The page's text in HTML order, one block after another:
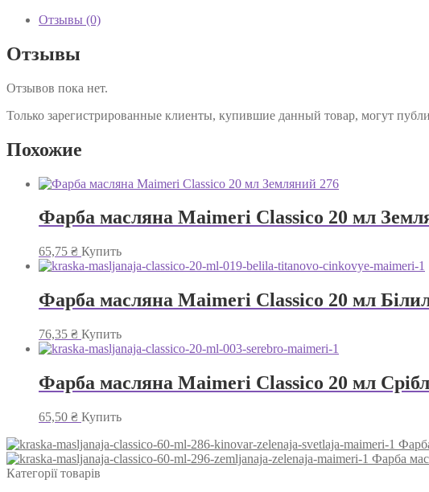
Отзывы (0)
Отзывы
Отзывов пока нет.
Только зарегистрированные клиенты, купившие данный товар, могут
Похожие
Фарба масляна Maimeri Classico 20 мл
65,75 ₴ Купить
Фарба масляна Maimeri Classico 20 мл
76,35 ₴ Купить
Фарба масляна Maimeri Classico 20 мл
65,50 ₴ Купить
Фарба
Категорії товарів